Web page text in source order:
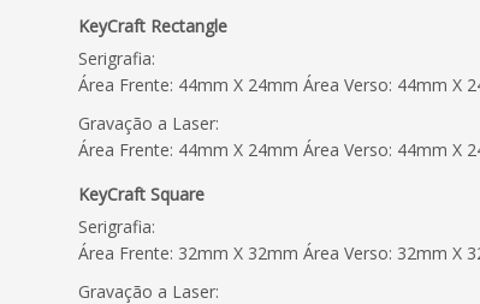
KeyCraft Rectangle
Serigrafia:
Área Frente: 44mm X 24mm Área Verso: 44mm X
Gravação a Laser:
Área Frente: 44mm X 24mm Área Verso: 44mm X
KeyCraft Square
Serigrafia:
Área Frente: 32mm X 32mm Área Verso: 32mm X
Gravação a Laser: